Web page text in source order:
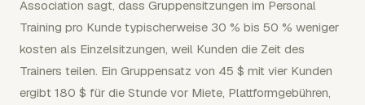
Association sagt, dass Gruppensitzungen im Personal
Training pro Kunde typischerweise 30 % bis 50 % weniger
kosten als Einzelsitzungen, weil Kunden die Zeit des
Trainers teilen. Ein Gruppensatz von 45 $ mit vier Kunden
ergibt 180 $ für die Stunde vor Miete, Plattformgebühren,